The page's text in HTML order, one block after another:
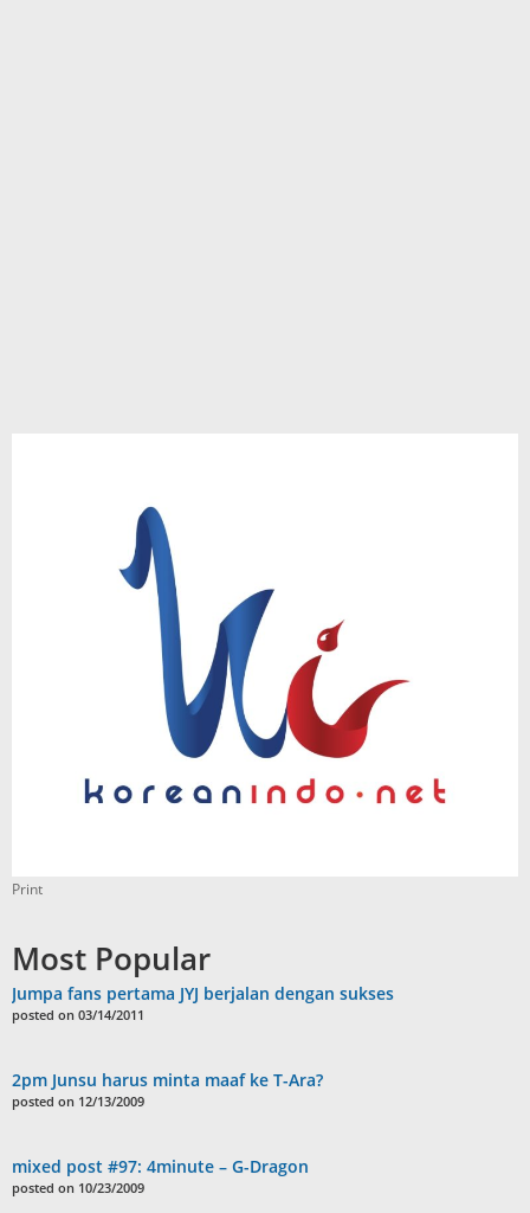
Print
Most Popular
Jumpa fans pertama JYJ berjalan dengan sukses
posted on 03/14/2011
2pm Junsu harus minta maaf ke T-Ara?
posted on 12/13/2009
mixed post #97: 4minute – G-Dragon
posted on 10/23/2009